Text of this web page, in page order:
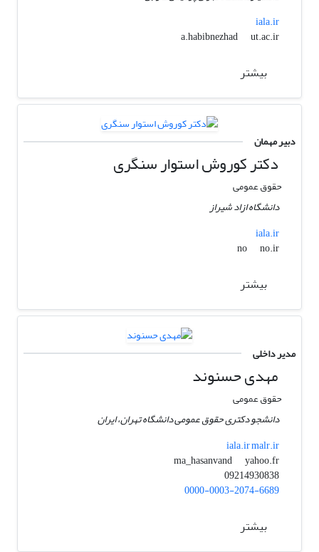
iala.ir
a.habibnezhad
ut.ac.ir
بیشتر
دبیر مهمان
دکتر کوروش استوار سنگری
حقوق عمومی
دانشگاه ازاد شیراز
iala.ir
no
no.ir
بیشتر
مدیر داخلی
مهدی حسنوند
حقوق عمومی
دانشجو دکتری حقوق عمومی دانشگاه تهران، ایران
iala.ir malr.ir
ma_hasanvand
yahoo.fr
09214930838
0000-0003-2074-6689
بیشتر